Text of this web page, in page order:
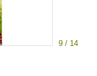
9 / 14